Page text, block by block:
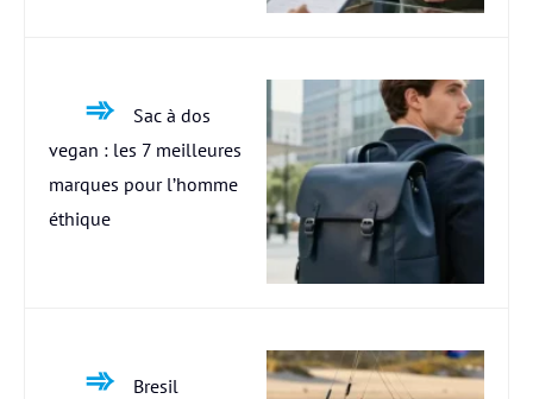
Sac à dos
vegan : les 7 meilleures
marques pour l’homme
éthique
Bresil